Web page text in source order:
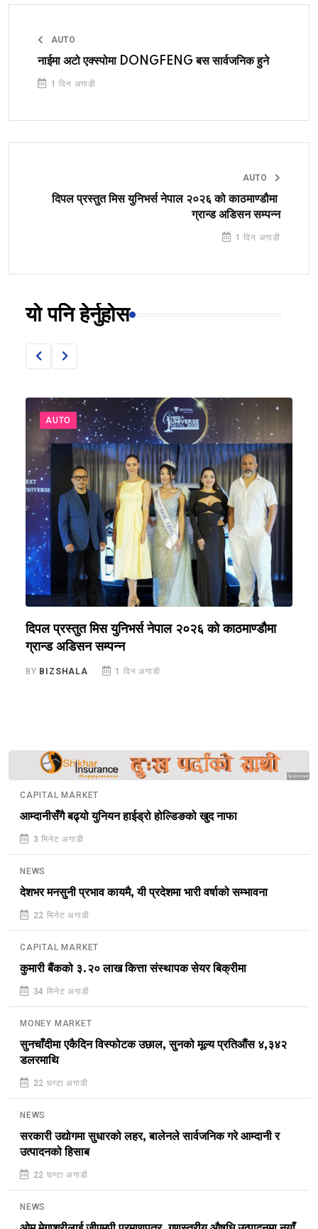
AUTO
नाईमा अटो एक्स्पोमा DONGFENG बस सार्वजनिक हुने
1 दिन अगाडी
AUTO
दिपल प्रस्तुत मिस युनिभर्स नेपाल २०२६ को काठमाण्डौमा
ग्रान्ड अडिसन सम्पन्न
1 दिन अगाडी
यो पनि हेर्नुहोस
AUTO
दिपल प्रस्तुत मिस युनिभर्स नेपाल २०२६ को काठमाण्डौमा
ग्रान्ड अडिसन सम्पन्न
BY BIZSHALA 1 दिन अगाडी
Sponsored
CAPITAL MARKET
आम्दानीसँगै बढ्यो युनियन हाईड्रो होल्डिङको खुद नाफा
3 मिनेट अगाडी
NEWS
देशभर मनसुनी प्रभाव कायमै, यी प्रदेशमा भारी वर्षाको सम्भावना
22 मिनेट अगाडी
CAPITAL MARKET
कुमारी बैंकको ३.२० लाख कित्ता संस्थापक सेयर बिक्रीमा
34 मिनेट अगाडी
MONEY MARKET
सुनचाँदीमा एकैदिन विस्फोटक उछाल, सुनको मूल्य प्रतिऔंस ४,३४२
डलरमाथि
22 घण्टा अगाडी
NEWS
सरकारी उद्योगमा सुधारको लहर, बालेनले सार्वजनिक गरे आम्दानी र
उत्पादनको हिसाब
22 घण्टा अगाडी
NEWS